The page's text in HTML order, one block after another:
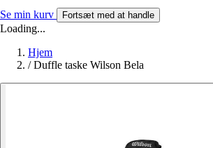
Se min kurv Fortsæt med at handle
Loading...
Hjem
/ Duffle taske Wilson Bela